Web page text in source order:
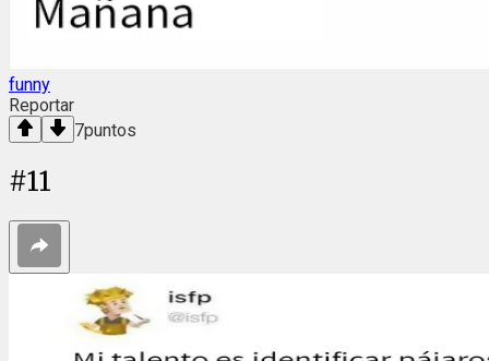
funny
Reportar
7puntos
#11